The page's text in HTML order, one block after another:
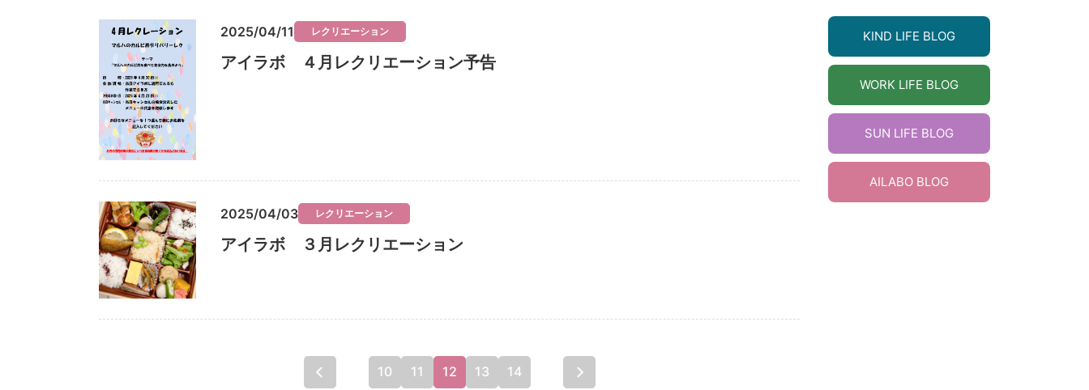
2025/04/11 レクリエーション
アイラボ ４月レクリエーション予告
2025/04/03 レクリエーション
アイラボ ３月レクリエーション
10 11 12 13 14
KIND LIFE BLOG
WORK LIFE BLOG
SUN LIFE BLOG
AILABO BLOG